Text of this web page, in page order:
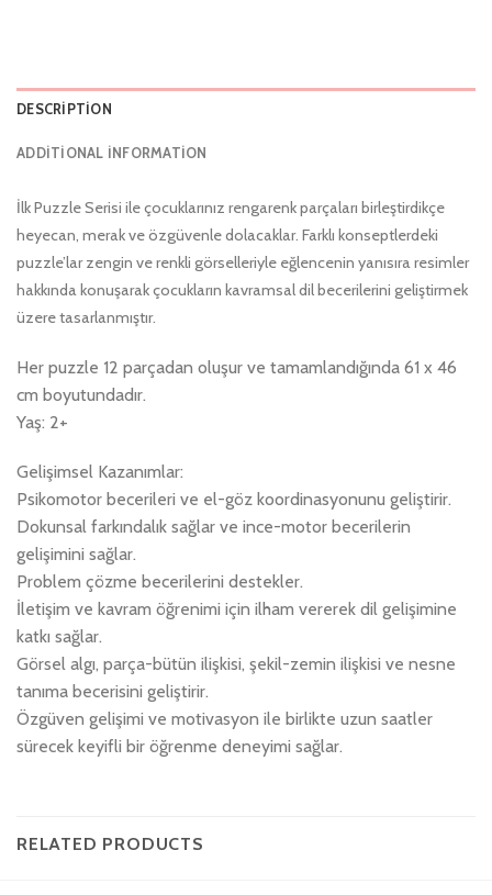
DESCRIPTION
ADDITIONAL INFORMATION
İlk Puzzle Serisi ile çocuklarınız rengarenk parçaları birleştirdikçe
heyecan, merak ve özgüvenle dolacaklar. Farklı konseptlerdeki
puzzle’lar zengin ve renkli görselleriyle eğlencenin yanısıra resimler
hakkında konuşarak çocukların kavramsal dil becerilerini geliştirmek
üzere tasarlanmıştır.
Her puzzle 12 parçadan oluşur ve tamamlandığında 61 x 46
cm boyutundadır.
Yaş: 2+
Gelişimsel Kazanımlar:
Psikomotor becerileri ve el-göz koordinasyonunu geliştirir.
Dokunsal farkındalık sağlar ve ince-motor becerilerin
gelişimini sağlar.
Problem çözme becerilerini destekler.
İletişim ve kavram öğrenimi için ilham vererek dil gelişimine
katkı sağlar.
Görsel algı, parça-bütün ilişkisi, şekil-zemin ilişkisi ve nesne
tanıma becerisini geliştirir.
Özgüven gelişimi ve motivasyon ile birlikte uzun saatler
sürecek keyifli bir öğrenme deneyimi sağlar.
RELATED PRODUCTS